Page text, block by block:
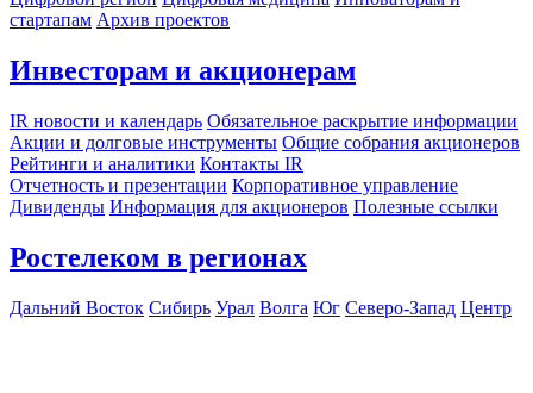
стартапам Архив проектов
Инвесторам и акционерам
IR новости и календарь Обязательное раскрытие информации
Акции и долговые инструменты Общие собрания акционеров
Рейтинги и аналитики Контакты IR
Отчетность и презентации Корпоративное управление
Дивиденды Информация для акционеров Полезные ссылки
Ростелеком в регионах
Дальний Восток Сибирь Урал Волга Юг Северо-Запад Центр